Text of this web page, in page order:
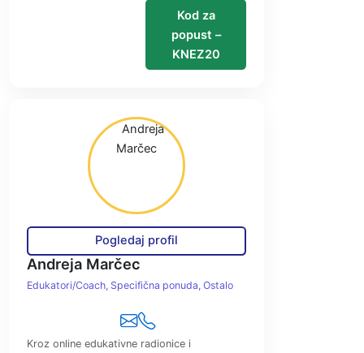
Kod za
popust –
KNEZ20
Pogledaj profil
Andreja Marčec
Edukatori/Coach Specifična ponuda Ostalo
Kroz online edukativne radionice i